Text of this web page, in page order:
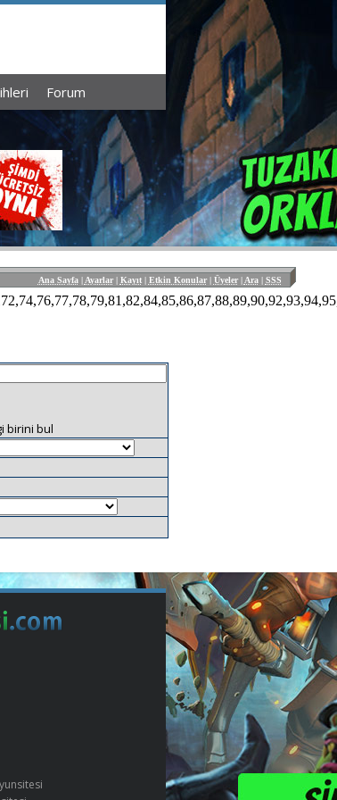
Forum
Ana Sayfa| Ayarlar| Kayıt| Etkin Konular| Üyeler| Ara| SSS
birini bul